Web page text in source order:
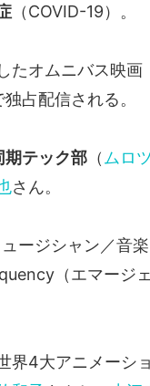
（COVID-19）。
たオムニバス映画
独占配信される。
期テック部 （ ムロ
さん。
ージシャン／音
（エマージ
界4大アニメーシ